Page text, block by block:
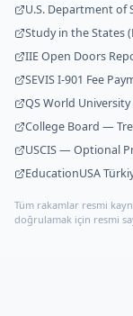
U.S. Department
Study in the States
IIE Open Doors
SEVIS I-901 Fee
QS World
College Board —
USCIS — Optional
EducationUSA
Tüm rakamlar resmi
doğrulamak için resmi